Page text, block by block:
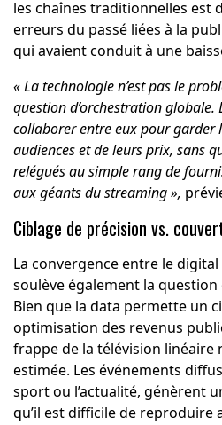
les chaînes traditionnelles est
erreurs du passé liées à la
qui avaient conduit à une
« La technologie n’est pas le
question d’orchestration globale.
collaborer entre eux pour garder
audiences et de leurs prix, sans
relégués au simple rang de
aux géants du streaming »,
Ciblage de précision vs.
La convergence entre le
soulève également la question
Bien que la data permette un
optimisation des revenus
frappe de la télévision linéaire
estimée. Les événements
sport ou l’actualité, génèrent
qu’il est difficile de reproduire